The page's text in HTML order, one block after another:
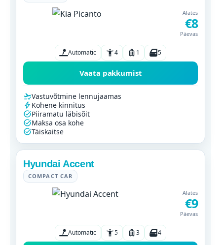
Alates
€8
Päevas
Automatic 4 1 5
Vaata pakkumist
Vastuvõtmine lennujaamas
Kohene kinnitus
Piiramatu läbisõit
Maksa osa kohe
Täiskaitse
Hyundai Accent
COMPACT CAR
Alates
€9
Päevas
Automatic 5 3 4